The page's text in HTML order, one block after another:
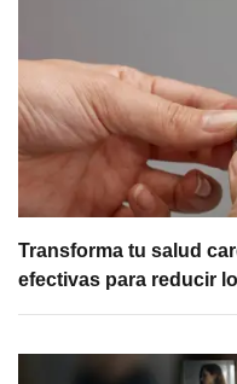
Transforma tu salud
efectivas para reducir